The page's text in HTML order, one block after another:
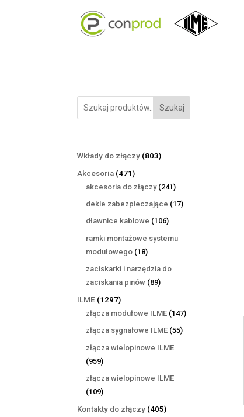
Szukaj
Wkłady do złączy 803803
Akcesoria 471471
produktów
akcesoria do złączy 241241
produktów
dekle zabezpieczające 1717
dławnice kablowe 106106
ramki montażowe systemu
modułowego 1818
produktów
zaciskarki i narzędzia do
zaciskania pinów 8989
ILME 12971297
produktów
złącza modułowe ILME 147147
złącza sygnałowe ILME 5555
złącza wielopinowe ILME
959959
produktów
złącza wielopinowe ILME
109109
produktów
Kontakty do złączy 405405